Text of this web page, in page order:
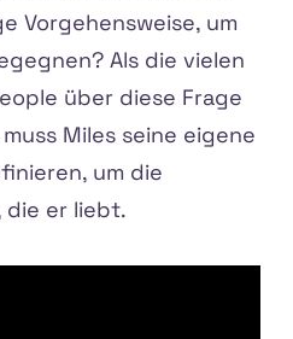
Vorgehensweise, um
Als die vielen
über diese Frage
Miles seine eigene
um die
die er liebt.